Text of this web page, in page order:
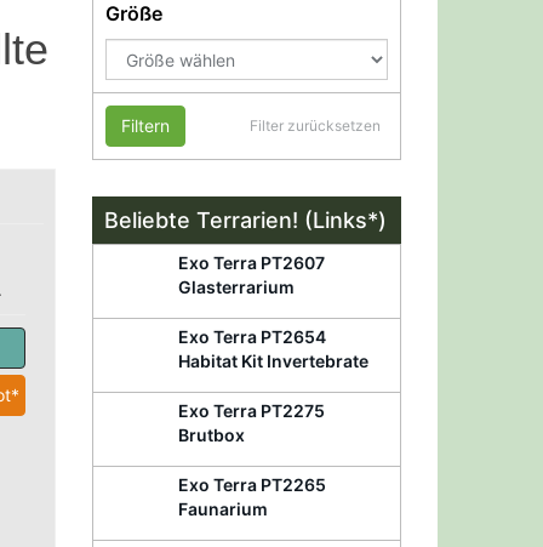
Größe
Filter zurücksetzen
Filtern
Beliebte Terrarien! (Links*)
Exo Terra PT2607
Glasterrarium
Exo Terra PT2654
Habitat Kit Invertebrate
Exo Terra PT2275
Brutbox
Exo Terra PT2265
Faunarium